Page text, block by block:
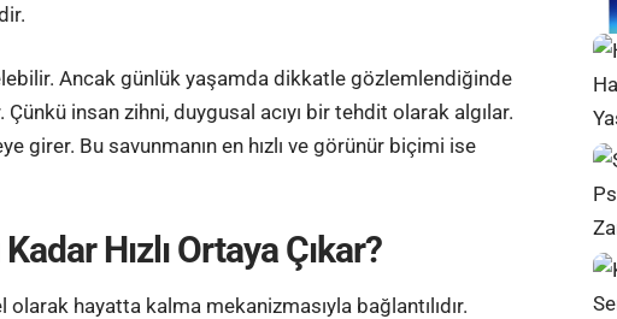
Ancak günlük yaşamda dikkatle gözlemlendiğinde
insan zihni, duygusal acıyı bir tehdit olarak algılar.
girer. Bu savunmanın en hızlı ve görünür biçimi ise
Hızlı Ortaya Çıkar?
hayatta kalma mekanizmasıyla bağlantılıdır.